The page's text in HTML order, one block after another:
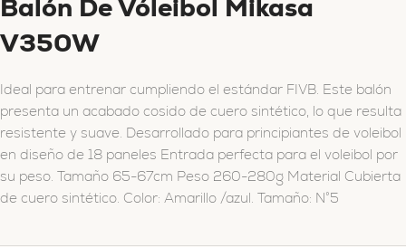
Balón De Vóleibol Mikasa
V350W
Ideal para entrenar cumpliendo el estándar FIVB. Este balón
presenta un acabado cosido de cuero sintético, lo que resulta
resistente y suave. Desarrollado para principiantes de voleibol
en diseño de 18 paneles Entrada perfecta para el voleibol por
su peso. Tamaño 65-67cm Peso 260-280g Material Cubierta
de cuero sintético. Color: Amarillo /azul. Tamaño: N°5